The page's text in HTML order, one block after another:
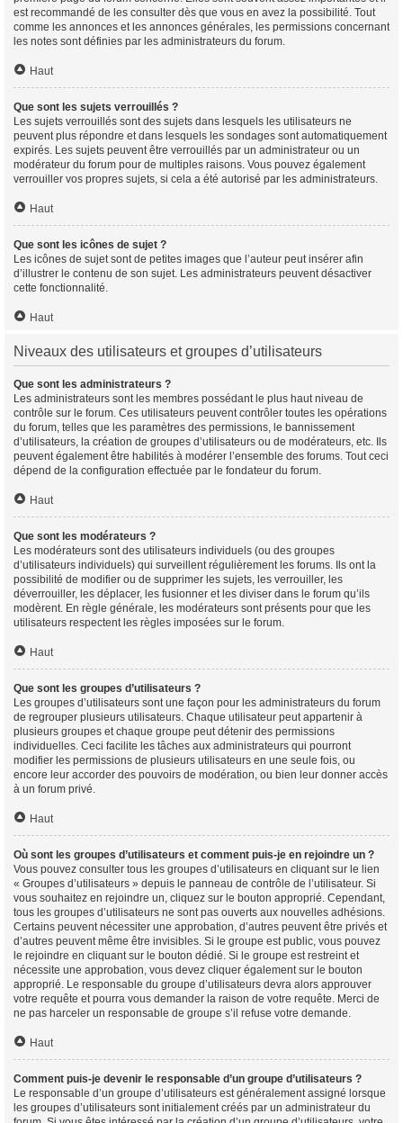
est recommandé de les consulter dès que vous en avez la possibilité. Tout
comme les annonces et les annonces générales, les permissions concernant
les notes sont définies par les administrateurs du forum.
Haut
Que sont les sujets verrouillés ?
Les sujets verrouillés sont des sujets dans lesquels les utilisateurs ne
peuvent plus répondre et dans lesquels les sondages sont automatiquement
expirés. Les sujets peuvent être verrouillés par un administrateur ou un
modérateur du forum pour de multiples raisons. Vous pouvez également
verrouiller vos propres sujets, si cela a été autorisé par les administrateurs.
Haut
Que sont les icônes de sujet ?
Les icônes de sujet sont de petites images que l’auteur peut insérer afin
d’illustrer le contenu de son sujet. Les administrateurs peuvent désactiver
cette fonctionnalité.
Haut
Niveaux des utilisateurs et groupes d’utilisateurs
Que sont les administrateurs ?
Les administrateurs sont les membres possédant le plus haut niveau de
contrôle sur le forum. Ces utilisateurs peuvent contrôler toutes les opérations
du forum, telles que les paramètres des permissions, le bannissement
d’utilisateurs, la création de groupes d’utilisateurs ou de modérateurs, etc. Ils
peuvent également être habilités à modérer l’ensemble des forums. Tout ceci
dépend de la configuration effectuée par le fondateur du forum.
Haut
Que sont les modérateurs ?
Les modérateurs sont des utilisateurs individuels (ou des groupes
d’utilisateurs individuels) qui surveillent régulièrement les forums. Ils ont la
possibilité de modifier ou de supprimer les sujets, les verrouiller, les
déverrouiller, les déplacer, les fusionner et les diviser dans le forum qu’ils
modèrent. En règle générale, les modérateurs sont présents pour que les
utilisateurs respectent les règles imposées sur le forum.
Haut
Que sont les groupes d’utilisateurs ?
Les groupes d’utilisateurs sont une façon pour les administrateurs du forum
de regrouper plusieurs utilisateurs. Chaque utilisateur peut appartenir à
plusieurs groupes et chaque groupe peut détenir des permissions
individuelles. Ceci facilite les tâches aux administrateurs qui pourront
modifier les permissions de plusieurs utilisateurs en une seule fois, ou
encore leur accorder des pouvoirs de modération, ou bien leur donner accès
à un forum privé.
Haut
Où sont les groupes d’utilisateurs et comment puis-je en rejoindre un ?
Vous pouvez consulter tous les groupes d’utilisateurs en cliquant sur le lien
« Groupes d’utilisateurs » depuis le panneau de contrôle de l’utilisateur. Si
vous souhaitez en rejoindre un, cliquez sur le bouton approprié. Cependant,
tous les groupes d’utilisateurs ne sont pas ouverts aux nouvelles adhésions.
Certains peuvent nécessiter une approbation, d’autres peuvent être privés et
d’autres peuvent même être invisibles. Si le groupe est public, vous pouvez
le rejoindre en cliquant sur le bouton dédié. Si le groupe est restreint et
nécessite une approbation, vous devez cliquer également sur le bouton
approprié. Le responsable du groupe d’utilisateurs devra alors approuver
votre requête et pourra vous demander la raison de votre requête. Merci de
ne pas harceler un responsable de groupe s’il refuse votre demande.
Haut
Comment puis-je devenir le responsable d’un groupe d’utilisateurs ?
Le responsable d’un groupe d’utilisateurs est généralement assigné lorsque
les groupes d’utilisateurs sont initialement créés par un administrateur du